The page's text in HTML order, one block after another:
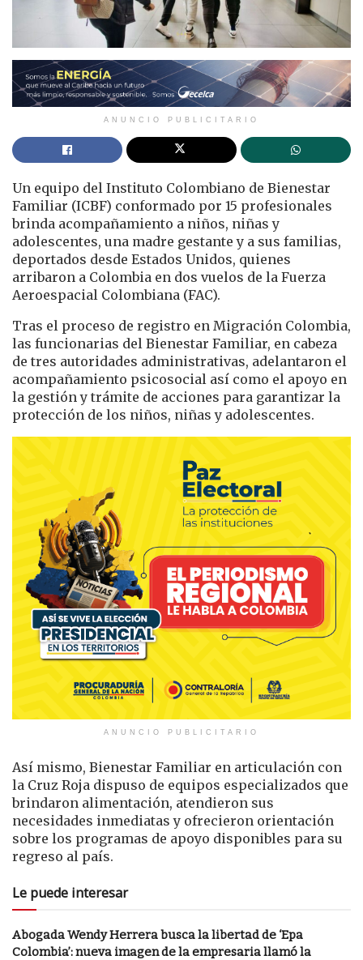
ANUNCIO PUBLICITARIO
Un equipo del Instituto Colombiano de Bienestar
Familiar (ICBF) conformado por 15 profesionales
brinda acompañamiento a niños, niñas y
adolescentes, una madre gestante y a sus familias,
deportados desde Estados Unidos, quienes
arribaron a Colombia en dos vuelos de la Fuerza
Aeroespacial Colombiana (FAC).
Tras el proceso de registro en Migración Colombia,
las funcionarias del Bienestar Familiar, en cabeza
de tres autoridades administrativas, adelantaron el
acompañamiento psicosocial así como el apoyo en
la gestión y trámite de acciones para garantizar la
protección de los niños, niñas y adolescentes.
ANUNCIO PUBLICITARIO
Así mismo, Bienestar Familiar en articulación con
la Cruz Roja dispuso de equipos especializados que
brindaron alimentación, atendieron sus
necesidades inmediatas y ofrecieron orientación
sobre los programas de apoyo disponibles para su
regreso al país.
Le puede interesar
Abogada Wendy Herrera busca la libertad de ‘Epa
Colombia’: nueva imagen de la empresaria llamó la